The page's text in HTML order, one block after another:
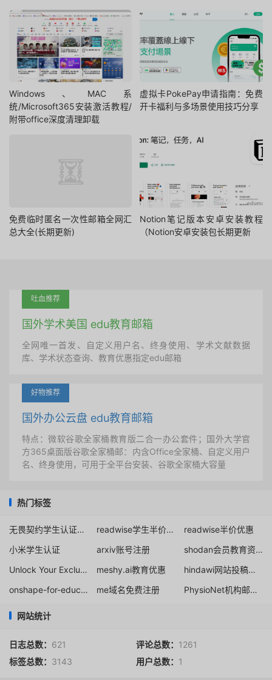
Windows、MAC系
统/Microsoft365安装激活教程/
附带office深度清理卸载
虚拟卡PokePay申请指南：免费
开卡福利与多场景使用技巧分享
免费临时匿名一次性邮箱全网汇
总大全(长期更新)
Notion笔记版本安卓安装教程
（Notion安卓安装包长期更新
吐血推荐
国外学术美国 edu教育邮箱
全网唯一首发、自定义用户名、终身使用、学术文献数据
库、学术状态查询、教育优惠指定edu邮箱
好物推荐
国外办公云盘 edu教育邮箱
特点：微软谷歌全家桶教育版二合一办公套件；国外大学官
方365桌面版谷歌全家桶邮：内含Office全家桶、自定义用户
名、终身使用，可用于全平台安装、谷歌全家桶大容量
热门标签
无畏契约学生认证认证微信 readwise学生半价折扣
readwise半价优惠
小米学生认证
arxiv账号注册
shodan会员教育资格购买
Unlock Your Exclusive Discount at Proton
meshy.ai教育优惠
hindawi网站投稿过程
onshape-for-education
me域名免费注册 PhysioNet机构邮箱注册
网站统计
日志总数： 621 评论总数： 1261
标签总数： 3143 用户总数： 1